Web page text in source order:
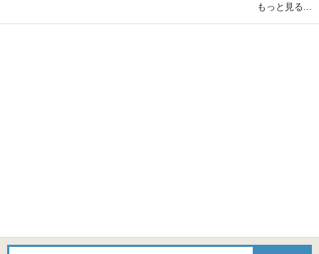
もっと見る...